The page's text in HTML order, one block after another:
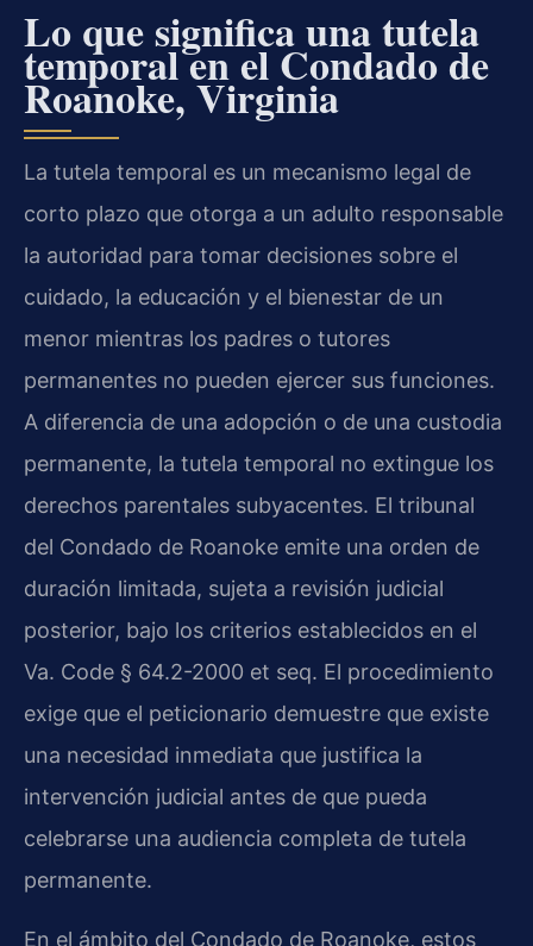
Lo que significa una tutela
temporal en el Condado de
Roanoke, Virginia
La tutela temporal es un mecanismo legal de
corto plazo que otorga a un adulto responsable
la autoridad para tomar decisiones sobre el
cuidado, la educación y el bienestar de un
menor mientras los padres o tutores
permanentes no pueden ejercer sus funciones.
A diferencia de una adopción o de una custodia
permanente, la tutela temporal no extingue los
derechos parentales subyacentes. El tribunal
del Condado de Roanoke emite una orden de
duración limitada, sujeta a revisión judicial
posterior, bajo los criterios establecidos en el
Va. Code § 64.2-2000 et seq. El procedimiento
exige que el peticionario demuestre que existe
una necesidad inmediata que justifica la
intervención judicial antes de que pueda
celebrarse una audiencia completa de tutela
permanente.
En el ámbito del Condado de Roanoke, estos